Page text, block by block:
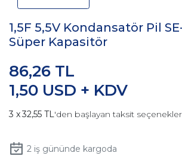
1,5F 5,5V Kondansatör Pil
Süper Kapasitör
1,50 USD + KDV
86,26 TL
32,55 TL'den başlayan taksit
2iş gününde kargoda